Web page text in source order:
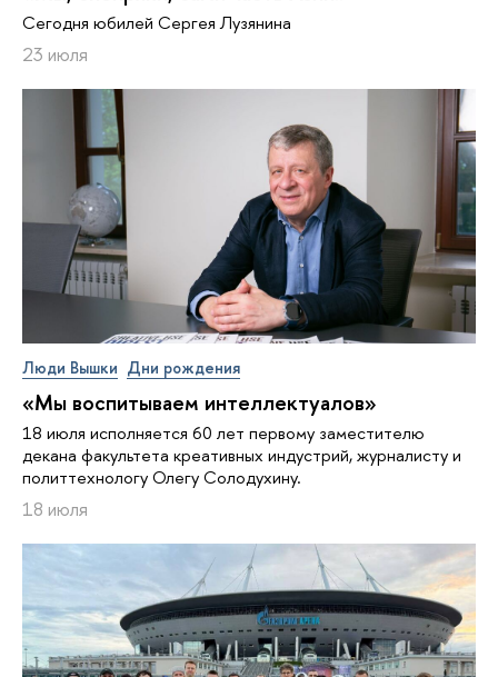
Сегодня юбилей Сергея Лузянина
23 июля
Люди Вышки Дни рождения
«Мы воспитываем интеллектуалов»
18 июля исполняется 60 лет первому заместителю
декана факультета креативных индустрий, журналисту и
политтехнологу Олегу Солодухину.
18 июля